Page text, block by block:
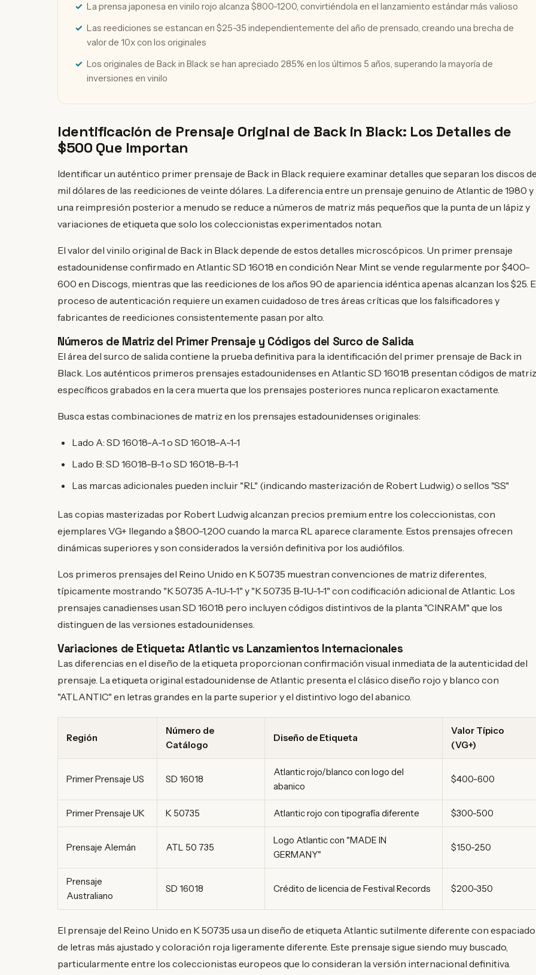
La prensa japonesa en vinilo rojo alcanza $800-1200, convirtiéndola en el lanzamiento estándar más valioso
Las reediciones se estancan en $25-35 independientemente del año de prensado, creando una brecha de
valor de 10x con los originales
Los originales de Back in Black se han apreciado 285% en los últimos 5 años, superando la mayoría de
inversiones en vinilo
Identificación de Prensaje Original de Back in Black: Los Detalles de
$500 Que Importan
Identificar un auténtico primer prensaje de Back in Black requiere examinar detalles que separan los discos de
mil dólares de las reediciones de veinte dólares. La diferencia entre un prensaje genuino de Atlantic de 1980 y
una reimpresión posterior a menudo se reduce a números de matriz más pequeños que la punta de un lápiz y
variaciones de etiqueta que solo los coleccionistas experimentados notan.
El valor del vinilo original de Back in Black depende de estos detalles microscópicos. Un primer prensaje
estadounidense confirmado en Atlantic SD 16018 en condición Near Mint se vende regularmente por $400-
600 en Discogs, mientras que las reediciones de los años 90 de apariencia idéntica apenas alcanzan los $25.
proceso de autenticación requiere un examen cuidadoso de tres áreas críticas que los falsificadores y
fabricantes de reediciones consistentemente pasan por alto.
Números de Matriz del Primer Prensaje y Códigos del Surco de Salida
El área del surco de salida contiene la prueba definitiva para la identificación del primer prensaje de Back in
Black. Los auténticos primeros prensajes estadounidenses en Atlantic SD 16018 presentan códigos de matriz
específicos grabados en la cera muerta que los prensajes posteriores nunca replicaron exactamente.
Busca estas combinaciones de matriz en los prensajes estadounidenses originales:
Lado A: SD 16018-A-1 o SD 16018-A-1-1
Lado B: SD 16018-B-1 o SD 16018-B-1-1
Las marcas adicionales pueden incluir "RL" (indicando masterización de Robert Ludwig) o sellos "SS"
Las copias masterizadas por Robert Ludwig alcanzan precios premium entre los coleccionistas, con
ejemplares VG+ llegando a $800-1,200 cuando la marca RL aparece claramente. Estos prensajes ofrecen
dinámicas superiores y son considerados la versión definitiva por los audiófilos.
Los primeros prensajes del Reino Unido en K 50735 muestran convenciones de matriz diferentes,
típicamente mostrando "K 50735 A-1U-1-1" y "K 50735 B-1U-1-1" con codificación adicional de Atlantic. Los
prensajes canadienses usan SD 16018 pero incluyen códigos distintivos de la planta "CINRAM" que los
distinguen de las versiones estadounidenses.
Variaciones de Etiqueta: Atlantic vs Lanzamientos Internacionales
Las diferencias en el diseño de la etiqueta proporcionan confirmación visual inmediata de la autenticidad del
prensaje. La etiqueta original estadounidense de Atlantic presenta el clásico diseño rojo y blanco con
"ATLANTIC" en letras grandes en la parte superior y el distintivo logo del abanico.
Región
Número de
Catálogo
Diseño de Etiqueta
Valor Típico
(VG+)
Primer Prensaje US SD 16018
Atlantic rojo/blanco con logo del
abanico
$400-600
Primer Prensaje UK K 50735 Atlantic rojo con tipografía diferente $300-500
Prensaje Alemán ATL 50 735
Logo Atlantic con "MADE IN
GERMANY"
$150-250
Prensaje
Australiano
SD 16018 Crédito de licencia de Festival Records $200-350
El prensaje del Reino Unido en K 50735 usa un diseño de etiqueta Atlantic sutilmente diferente con espaciado
de letras más ajustado y coloración roja ligeramente diferente. Este prensaje sigue siendo muy buscado,
particularmente entre los coleccionistas europeos que lo consideran la versión internacional definitiva.